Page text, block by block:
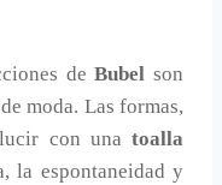
deBubel son
moda. Las formas,
con una toalla
la espontaneidad y